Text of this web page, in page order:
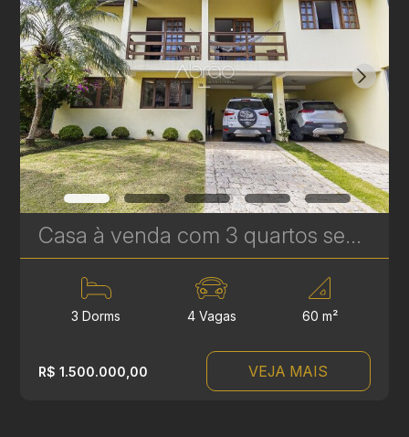
Casa à venda com 3 quartos sendo 1 suíte no Boa Vista - 201m² - Condomínio Portal Boa Vista | Ref. 1787
3 Dorms 4 Vagas 60 m²
R$ 1.500.000,00 VEJA MAIS